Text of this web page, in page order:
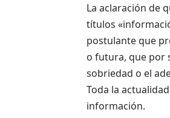
La aclaración de
títulos
postulante que
o futura, que por
sobriedad o el
Toda la
información.